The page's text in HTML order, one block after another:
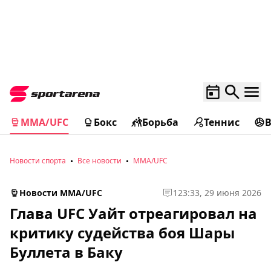
MMA/UFC Бокс Борьба Теннис
Новости спорта Все новости MMA/UFC
Новости MMA/UFC 123:33, 29 июня 2026
Глава UFC Уайт отреагировал на
критику судейства боя Шары
Буллета в Баку